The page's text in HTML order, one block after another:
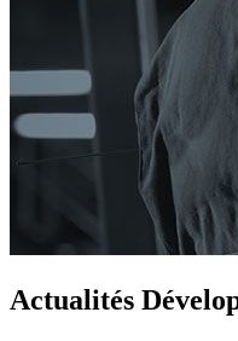
Actualités